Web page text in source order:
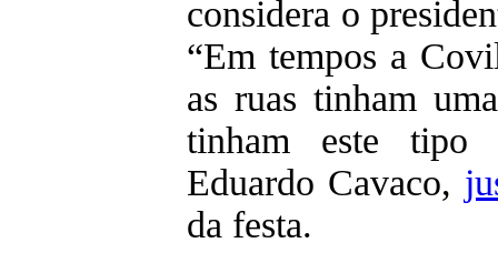
considera o
“Em tempos a
as ruas tinham
tinham este tipo
Eduardo Cavaco,
da festa.